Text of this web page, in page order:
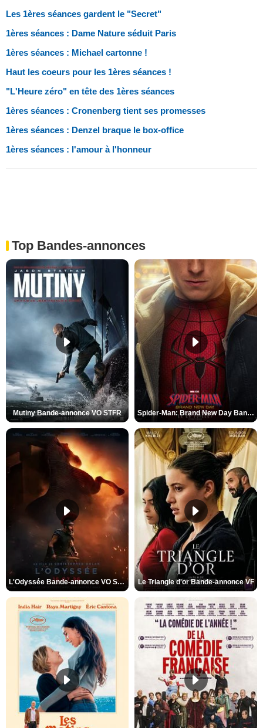
Les 1ères séances gardent le "Secret"
1ères séances : Dame Nature séduit Paris
1ères séances : Michael cartonne !
Haut les coeurs pour les 1ères séances !
"L'Heure zéro" en tête des 1ères séances
1ères séances : Cronenberg tient ses promesses
1ères séances : Denzel braque le box-office
1ères séances : l'amour à l'honneur
Top Bandes-annonces
Mutiny Bande-annonce VO STFR Spider-Man: Brand New Day Bande-annonce VO STFR
L'Odyssée Bande-annonce VO STFR Le Triangle d'or Bande-annonce VF